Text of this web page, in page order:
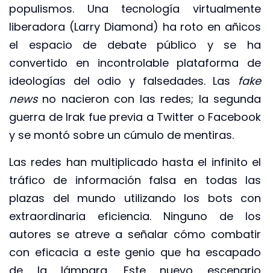
populismos. Una tecnología virtualmente
liberadora (Larry Diamond) ha roto en añicos
el espacio de debate público y se ha
convertido en incontrolable plataforma de
ideologías del odio y falsedades. Las fake
newsno nacieron con las redes; la segunda
guerra de Irak fue previa a Twitter o Facebook
y se montó sobre un cúmulo de mentiras.
Las redes han multiplicado hasta el infinito el
tráfico de información falsa en todas las
plazas del mundo utilizando los bots con
extraordinaria eficiencia. Ninguno de los
autores se atreve a señalar cómo combatir
con eficacia a este genio que ha escapado